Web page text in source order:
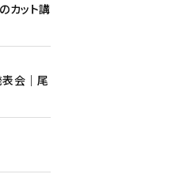
カット講
表会｜尾